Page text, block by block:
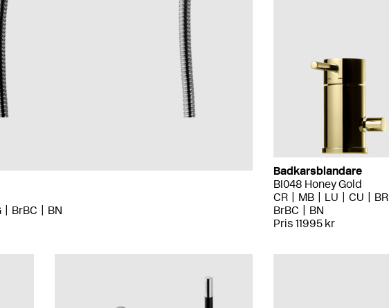
BrBC
BN
Badkarsblandare
BI048 Honey Gold
CR
MB LU CU BR
BrBC
BN
Pris 11995 kr